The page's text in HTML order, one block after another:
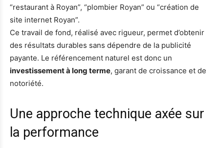
“restaurant à Royan”, “plombier Royan” ou “création de
site internet Royan”.
Ce travail de fond, réalisé avec rigueur, permet d’obtenir
des résultats durables sans dépendre de la publicité
payante. Le référencement naturel est donc un
investissement à long terme, garant de croissance et de
notoriété.
Une approche technique axée sur
la performance